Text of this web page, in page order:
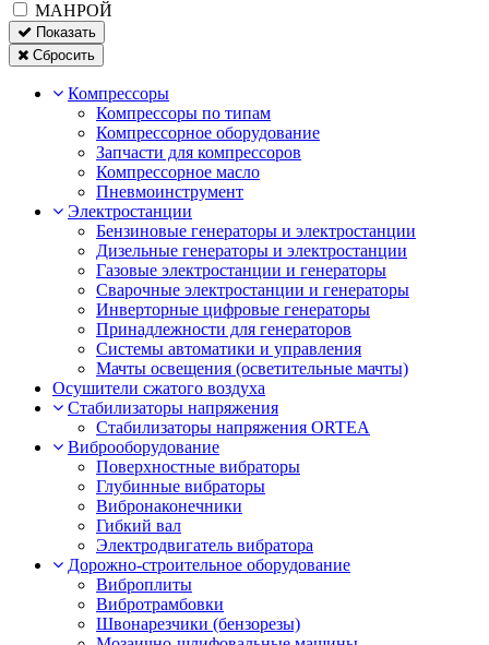
МАНРОЙ
Показать
Сбросить
Компрессоры
Компрессоры по типам
Компрессорное оборудование
Запчасти для компрессоров
Компрессорное масло
Пневмоинструмент
Электростанции
Бензиновые генераторы и электростанции
Дизельные генераторы и электростанции
Газовые электростанции и генераторы
Сварочные электростанции и генераторы
Инверторные цифровые генераторы
Принадлежности для генераторов
Системы автоматики и управления
Мачты освещения (осветительные мачты)
Осушители сжатого воздуха
Cтабилизаторы напряжения
Стабилизаторы напряжения ORTEA
Виброоборудование
Поверхностные вибраторы
Глубинные вибраторы
Вибронаконечники
Гибкий вал
Электродвигатель вибратора
Дорожно-строительное оборудование
Виброплиты
Вибротрамбовки
Швонарезчики (бензорезы)